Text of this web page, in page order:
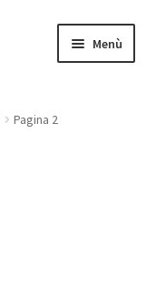
Menù
Pagina 2